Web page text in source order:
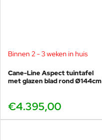
Binnen 2 - 3 weken in huis
Cane-Line Aspect tuintafel
met glazen blad rond Ø144cm
€4.395,00